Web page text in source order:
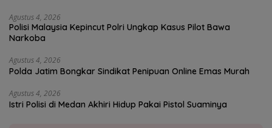
Agustus 4, 2026
Polisi Malaysia Kepincut Polri Ungkap Kasus Pilot Bawa
Narkoba
Agustus 4, 2026
Polda Jatim Bongkar Sindikat Penipuan Online Emas Murah
Agustus 4, 2026
Istri Polisi di Medan Akhiri Hidup Pakai Pistol Suaminya